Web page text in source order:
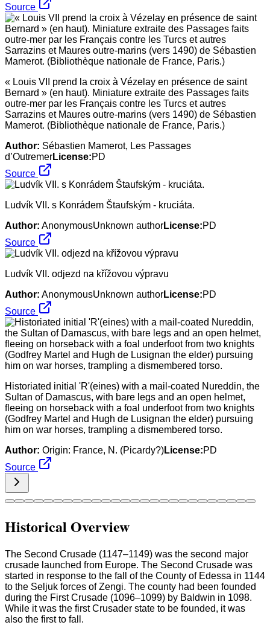
Source
« Louis VII prend la croix à Vézelay en présence de saint
Bernard » (en haut). Miniature extraite des Passages faits
outre-mer par les Français contre les Turcs et autres
Sarrazins et Maures outre-marins (vers 1490) de Sébastien
Mamerot. (Bibliothèque nationale de France, Paris.)
Author: Sébastien Mamerot, Les Passages
d’OutremerLicense:PD
Source
Ludvík VII. s Konrádem Štaufským - kruciáta.
Author: AnonymousUnknown authorLicense:PD
Source
Ludvík VII. odjezd na křížovou výpravu
Author: AnonymousUnknown authorLicense:PD
Source
Historiated initial 'R'(eines) with a mail-coated Nureddin, the
Sultan of Damascus, with bare legs and an open helmet,
fleeing on horseback with a foal underfoot from two knights
(Godfrey Martel and Hugh de Lusignan the elder) pursuing
him on war horses, trampling a dismembered torso.
Author: Origin: France, N. (Picardy?)License:PD
Source
Historical Overview
The Second Crusade (1147–1149) was the second major
crusade launched from Europe. The Second Crusade was
started in response to the fall of the County of Edessa in 1144
to the Seljuk forces of Zengi. The county had been founded
during the First Crusade (1096–1099) by Baldwin in 1098.
While it was the first Crusader state to be founded, it was
also the first to fall.